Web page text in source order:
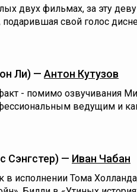
двух фильмах, за эту
подарившая свой голос
Ли) — Антон Кутузов
- помимо озвучивания
ведущим и
Сэнгстер) — Иван Чабан
в исполнении Тома